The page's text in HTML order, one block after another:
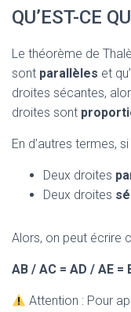
QU’EST-CE
Le théorème de
sont parallèles et
droites sécantes,
droites sont
En d’autres termes,
Deux droites
Deux droites
Alors, on peut écrire
AB / AC = AD / AE =
Attention : Pour